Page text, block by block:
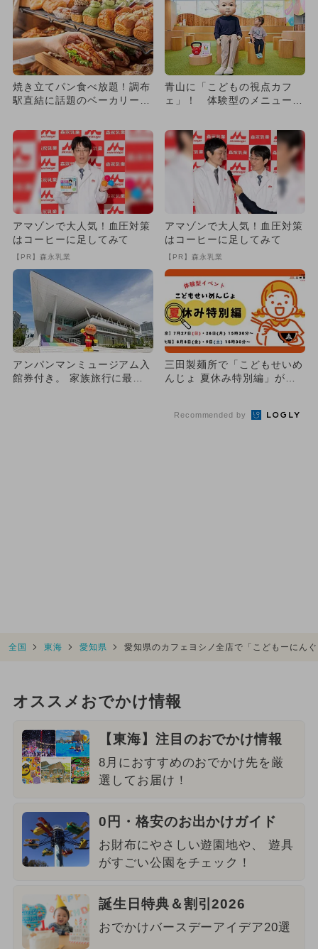
焼き立てパン食べ放題！調布
駅直結に話題のベーカリーレ
青山に「こどもの視点カフ
ェ」！ 体験型のメニュー＆
アマゾンで大人気！血圧対策
はコーヒーに足してみて
【PR】森永乳業
アマゾンで大人気！血圧対策
はコーヒーに足してみて
【PR】森永乳業
アンパンマンミュージアム入
館券付き。 家族旅行に最適
三田製麺所で「こどもせいめ
んじょ 夏休み特別編」が開
Recommended by
全国 東海 愛知県 愛知県のカフェヨシノ全店で「こどもーに
オススメおでかけ情報
【東海】注目のおでかけ情報
8月におすすめのおでかけ先を厳
選してお届け！
0円・格安のお出かけガイド
お財布にやさしい遊園地や、 遊具
がすごい公園をチェック！
誕生日特典＆割引2026
おでかけバースデーアイデア20選